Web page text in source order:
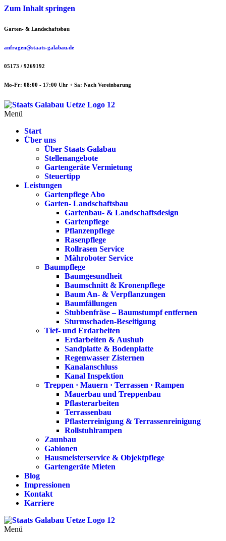
Zum Inhalt springen
Garten- & Landschaftsbau
anfragen@staats-galabau.de
05173 / 9269192
Mo-Fr: 08:00 - 17:00 Uhr + Sa: Nach Vereinbarung
Menü
Start
Über uns
Über Staats Galabau
Stellenangebote
Gartengeräte Vermietung
Steuertipp
Leistungen
Gartenpflege Abo
Garten- Landschaftsbau
Gartenbau- & Landschaftsdesign
Gartenpflege
Pflanzenpflege
Rasenpflege
Rollrasen Service
Mähroboter Service
Baumpflege
Baumgesundheit
Baumschnitt & Kronenpflege
Baum An- & Verpflanzungen
Baumfällungen
Stubbenfräse – Baumstumpf entfernen
Sturmschaden-Beseitigung
Tief- und Erdarbeiten
Erdarbeiten & Aushub
Sandplatte & Bodenplatte
Regenwasser Zisternen
Kanalanschluss
Kanal Inspektion
Treppen · Mauern · Terrassen · Rampen
Mauerbau und Treppenbau
Pflasterarbeiten
Terrassenbau
Pflasterreinigung & Terrassenreinigung
Rollstuhlrampen
Zaunbau
Gabionen
Hausmeisterservice & Objektpflege
Gartengeräte Mieten
Blog
Impressionen
Kontakt
Karriere
Menü